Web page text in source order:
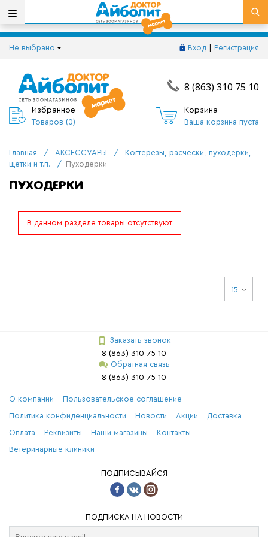
Не выбрано Вход Регистрация
8 (863) 310 75 10
Избранное
Товаров (0)
Корзина
Ваша корзина пуста
Главная / АКСЕССУАРЫ /
Когтерезы, расчески, пуходерки,
щетки и т.п.
/ Пуходерки
ПУХОДЕРКИ
В данном разделе товары отсутствуют
15
Заказать звонок
8 (863) 310 75 10
Обратная связь
8 (863) 310 75 10
О компании Пользовательское соглашение
Политика конфиденциальности Новости Акции Доставка
Оплата Реквизиты Наши магазины Контакты
Ветеринарные клиники
ПОДПИСЫВАЙСЯ
ПОДПИСКА НА НОВОСТИ